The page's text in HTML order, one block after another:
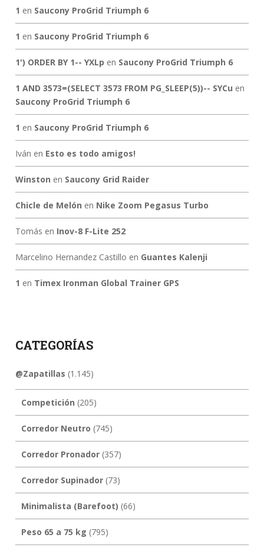
1 en Saucony ProGrid Triumph 6
1 en Saucony ProGrid Triumph 6
1') ORDER BY 1-- YXLp en Saucony ProGrid Triumph 6
1 AND 3573=(SELECT 3573 FROM PG_SLEEP(5))-- SYCu en
Saucony ProGrid Triumph 6
1 en Saucony ProGrid Triumph 6
Iván en Esto es todo amigos!
Winston en Saucony Grid Raider
Chicle de Melón en Nike Zoom Pegasus Turbo
Tomás en Inov-8 F-Lite 252
Marcelino Hernandez Castillo en Guantes Kalenji
1 en Timex Ironman Global Trainer GPS
CATEGORÍAS
@Zapatillas (1.145)
Competición (205)
Corredor Neutro (745)
Corredor Pronador(357)
Corredor Supinador(73)
Minimalista (Barefoot) (66)
Peso 65 a 75 kg (795)